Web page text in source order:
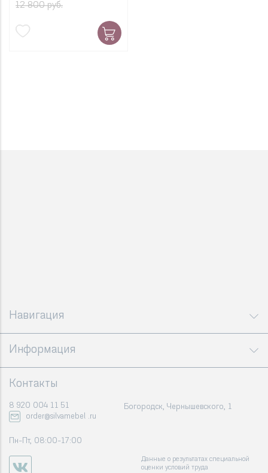
12 800 руб.
Навигация
Информация
Контакты
8 920 004 11 51
order@silvamebel .ru
Пн-Пт, 08:00-17:00
Богородск, Чернышевского, 1
Данные о результатах специальной
оценки условий труда